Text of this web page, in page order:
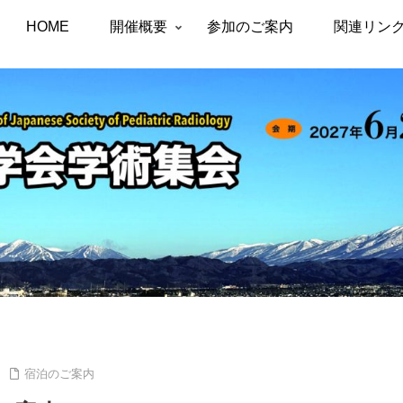
HOME 開催概要 参加のご案内 関連リン
宿泊のご案内